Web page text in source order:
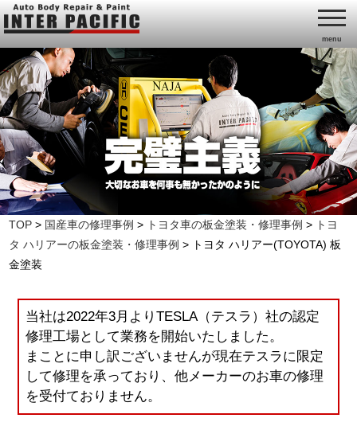
menu
TOP > 国産車の修理事例 > トヨタ車の板金塗装・修理事例 > トヨ
タ ハリアーの板金塗装・修理事例 > トヨタ ハリアー(TOYOTA) 板
金塗装
当社は2022年3月よりTESLA（テスラ）社の認定
修理工場として業務を開始いたしました。
まことに申し訳ございませんが現在テスラに限定
して修理を承っており、他メーカーのお車の修理
を受付ておりません。